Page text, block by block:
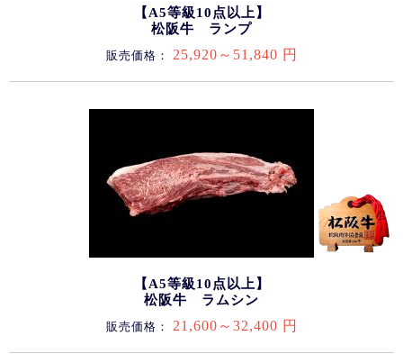
【A5等級10点以上】
松阪牛 ランプ
販売価格： 25,920～51,840 円
【A5等級10点以上】
松阪牛 ラムシン
販売価格： 21,600～32,400 円